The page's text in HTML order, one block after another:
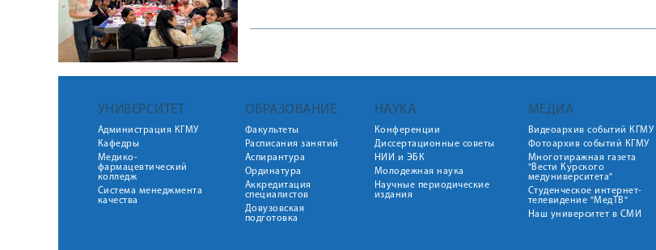
УНИВЕРСИТЕТ
Администрация КГМУ
Кафедры
Медико-
фармацевтический
колледж
Система менеджмента
качества
ОБРАЗОВАНИЕ
Факультеты
Расписания занятий
Аспирантура
Ординатура
Аккредитация
специалистов
Довузовская
подготовка
НАУКА
Конференции
Диссертационные советы
НИИ и ЭБК
Молодежная наука
Научные периодические
издания
МЕДИА
Видеоархив событий КГМУ
Фотоархив событий КГМУ
Многотиражная газета
"Вести Курского
медуниверситета"
Студенческое интернет-
телевидение "МедТВ"
Наш университет в СМИ